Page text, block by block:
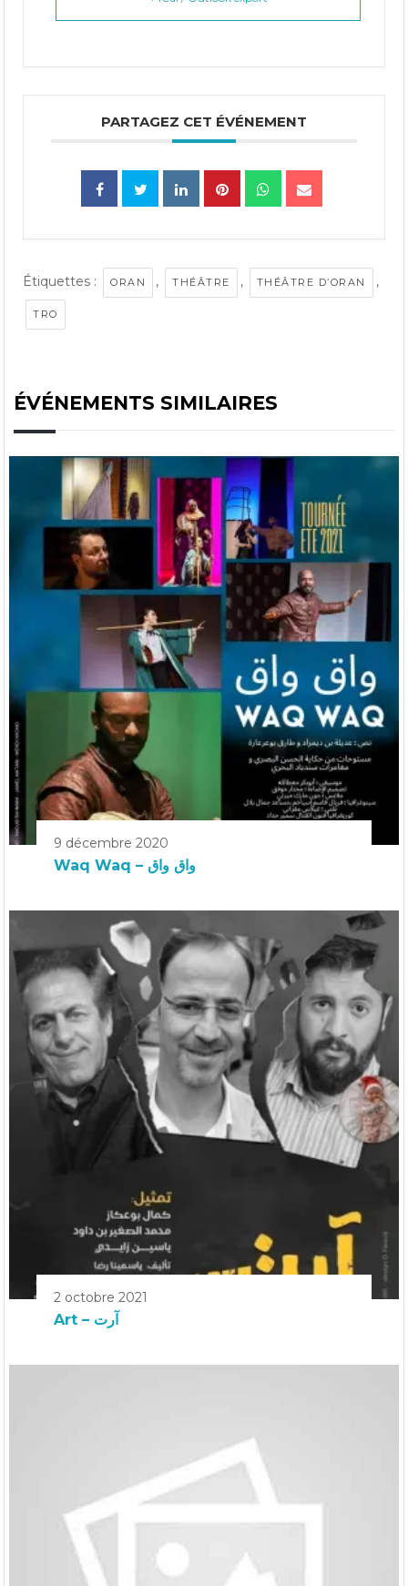
PARTAGEZ CET ÉVÉNEMENT
Étiquettes : ORAN , THÉÂTRE , THÉÂTRE D’ORAN ,
TRO
ÉVÉNEMENTS SIMILAIRES
9 décembre 2020
Waq Waq – واق واق
2 octobre 2021
Art – آرت